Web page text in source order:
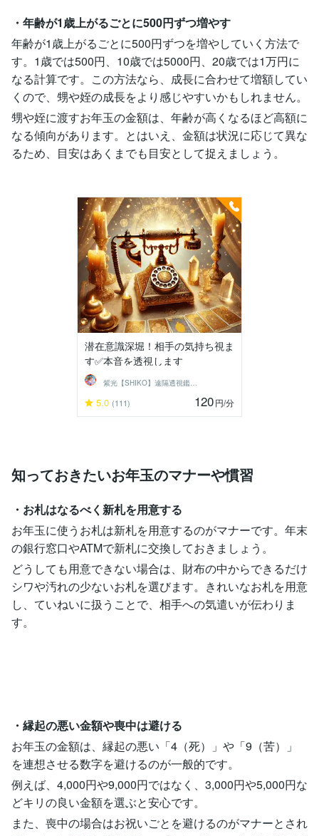
・年齢が1歳上がるごとに500円ずつ増やす
年齢が1歳上がるごとに500円ずつを増やしていく方法で
す。1歳では500円、10歳では5000円、20歳では1万円に
なる計算です。この方法なら、成長に合わせて増額してい
くので、甥や姪の成長をより感じやすいかもしれません。
甥や姪に渡すお年玉の金額は、年齢が高くなるほど高額に
なる傾向があります。とはいえ、金額は状況に応じて異な
るため、目安はあくまでも目安として捉えましょう。
潜在意識深堀！相手の気持ち視ま
す✅本音を透視します
5.0 (111) 120円/分
知っておきたいお年玉のマナーや慣習
・お札はなるべく新札を用意する
お年玉に使うお札は新札を用意するのがマナーです。年末
の銀行窓口やATMで新札に交換しておきましょう。
どうしても用意できない場合は、財布の中からできるだけ
シワや汚れの少ないお札を選びます。きれいなお札を用意
し、ていねいに扱うことで、相手への気遣いが伝わりま
す。
・縁起の悪い金額や喪中は避ける
お年玉の金額は、縁起の悪い「4（死）」や「9（苦）」
を連想させる数字を避けるのが一般的です。
例えば、4,000円や9,000円ではなく、3,000円や5,000円な
どキリの良い金額を選ぶと安心です。
また、喪中の場合はお祝いごとを避けるのがマナーとされ